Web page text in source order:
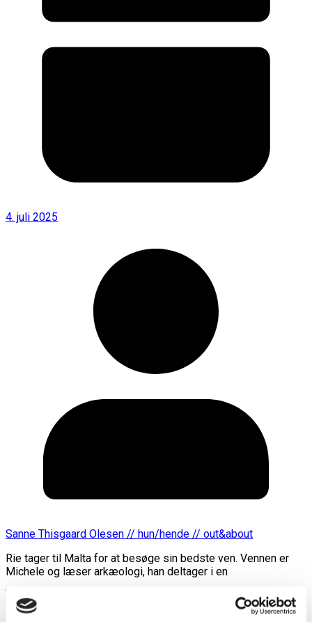
4. juli 2025
Sanne Thisgaard Olesen // hun/hende // out&about
Rie tager til Malta for at besøge sin bedste ven. Vennen er
Michele og læser arkæologi, han deltager i en
Læs mere